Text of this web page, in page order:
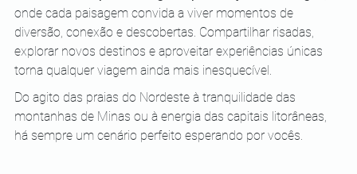
onde cada paisagem convida a viver momentos de
diversão, conexão e descobertas. Compartilhar risadas,
explorar novos destinos e aproveitar experiências únicas
torna qualquer viagem ainda mais inesquecível.
Do agito das praias do Nordeste à tranquilidade das
montanhas de Minas ou à energia das capitais litorâneas,
há sempre um cenário perfeito esperando por vocês.